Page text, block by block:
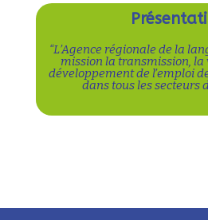
“L’Agence régionale de la
mission la transmission, la
développement de l’emploi
dans tous les secteurs